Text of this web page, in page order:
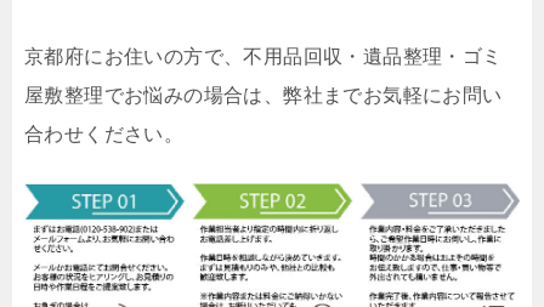
京都府にお住いの方で、不用品回収・遺品整理・ゴミ
屋敷整理でお悩みの場合は、弊社までお気軽にお問い
合わせください。